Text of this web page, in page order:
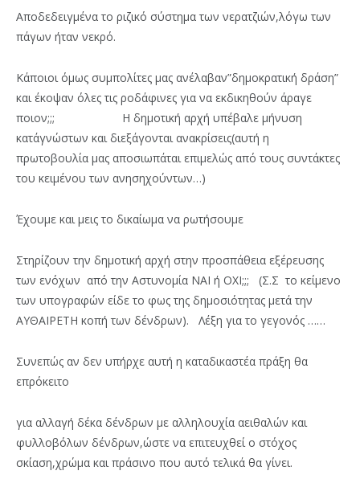
Αποδεδειγμένα το ριζικό σύστημα των νερατζιών,λόγω των
πάγων ήταν νεκρό.
Κάποιοι όμως συμπολίτες μας ανέλαβαν”δημοκρατική δράση”
και έκοψαν όλες τις ροδάφινες για να εκδικηθούν άραγε
ποιον;;; Η δημοτική αρχή υπέβαλε μήνυση
κατ΄αγνώστων και διεξάγονται ανακρίσεις(αυτή η
πρωτοβουλία μας αποσιωπάται επιμελώς από τους συντάκτες
του κειμένου των ανησηχούντων…)
Έχουμε και μεις το δικαίωμα να ρωτήσουμε
Στηρίζουν την δημοτική αρχή στην προσπάθεια εξέρευσης
των ενόχων από την Αστυνομία ΝΑΙ ή ΟΧΙ;;; (Σ.Σ το κείμενο
των υπογραφών είδε το φως της δημοσιότητας μετά την
ΑΥΘΑΙΡΕΤΗ κοπή των δένδρων). Λέξη για το γεγονός ……
Συνεπώς αν δεν υπήρχε αυτή η καταδικαστέα πράξη θα
επρόκειτο
για αλλαγή δέκα δένδρων με αλληλουχία αειθαλών και
φυλλοβόλων δένδρων,ώστε να επιτευχθεί ο στόχος
σκίαση,χρώμα και πράσινο που αυτό τελικά θα γίνει.